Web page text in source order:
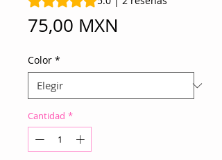
75,00 MXN
Color *
Cantidad *